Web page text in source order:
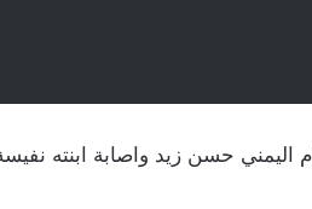
اليمني حسن زيد واصابة ابنته